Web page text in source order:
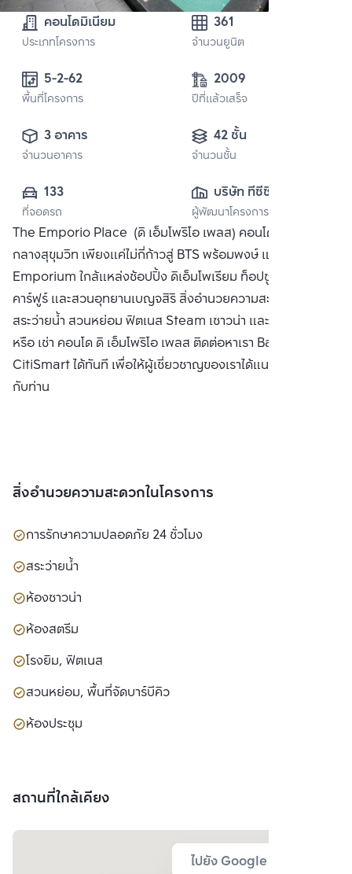
คอนโดมิเนียม
ประเภทโครงการ
361
จำนวนยูนิต
5-2-62
พื้นที่โครงการ
2009
ปีที่แล้วเสร็จ
3 อาคาร
จำนวนอาคาร
42 ชั้น
จำนวนชั้น
133
ที่จอดรถ
บริษัท ทีซีซี
แคปปิตอล แลนด์
จำกัด
ผู้พัฒนาโครงการ
The Emporio Place (ดิ เอ็มโพริโอ เพลส) คอนโดมิเนียมหรู
กลางสุขุมวิท เพียงแค่ไม่กี่ก้าวสู่ BTS พร้อมพงษ์ และห้าง The
Emporium ใกล้แหล่งช้อปปิ้ง ดิเอ็มโพเรียม ท็อปซูเปอร์มาร์เก็ต
คาร์ฟูร์ และสวนอุทยานเบญจสิริ สิ่งอำนวยความสะดวก ล็อบบี้
สระว่ายน้ำ สวนหย่อม ฟิตเนส Steam เซาวน่า และ รปภ ซื้อ ขาย
หรือ เช่า คอนโด ดิ เอ็มโพริโอ เพลส ติดต่อหาเรา Bangkok
CitiSmart ได้ทันที เพื่อให้ผู้เชี่ยวชาญของเราได้แนะนำคอนโดให้
กับท่าน
สิ่งอำนวยความสะดวกในโครงการ
การรักษาความปลอดภัย 24 ชั่วโมง
สระว่ายน้ำ
ห้องซาวน่า
ห้องสตรีม
โรงยิม, ฟิตเนส
สวนหย่อม, พื้นที่จัดบาร์บีคิว
ห้องประชุม
สถานที่ใกล้เคียง
ไปยัง Google Map